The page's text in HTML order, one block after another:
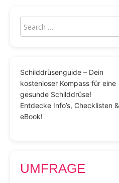
Schilddrüsenguide – Dein
kostenloser Kompass für eine
gesunde Schilddrüse!
Entdecke Info’s, Checklisten &
eBook!
UMFRAGE